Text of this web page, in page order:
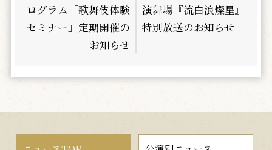
ログラム「歌舞伎体験
セミナー」定期開催の
お知らせ
演舞場『流白浪燦星』
特別放送のお知らせ